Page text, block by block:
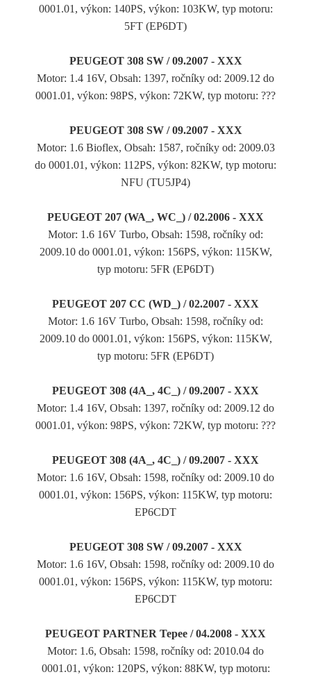
0001.01, výkon: 140PS, výkon: 103KW, typ motoru:
5FT (EP6DT)
PEUGEOT 308 SW / 09.2007 - XXX
Motor: 1.4 16V, Obsah: 1397, ročníky od: 2009.12 do
0001.01, výkon: 98PS, výkon: 72KW, typ motoru: ???
PEUGEOT 308 SW / 09.2007 - XXX
Motor: 1.6 Bioflex, Obsah: 1587, ročníky od: 2009.03
do 0001.01, výkon: 112PS, výkon: 82KW, typ motoru:
NFU (TU5JP4)
PEUGEOT 207 (WA_, WC_) / 02.2006 - XXX
Motor: 1.6 16V Turbo, Obsah: 1598, ročníky od:
2009.10 do 0001.01, výkon: 156PS, výkon: 115KW,
typ motoru: 5FR (EP6DT)
PEUGEOT 207 CC (WD_) / 02.2007 - XXX
Motor: 1.6 16V Turbo, Obsah: 1598, ročníky od:
2009.10 do 0001.01, výkon: 156PS, výkon: 115KW,
typ motoru: 5FR (EP6DT)
PEUGEOT 308 (4A_, 4C_) / 09.2007 - XXX
Motor: 1.4 16V, Obsah: 1397, ročníky od: 2009.12 do
0001.01, výkon: 98PS, výkon: 72KW, typ motoru: ???
PEUGEOT 308 (4A_, 4C_) / 09.2007 - XXX
Motor: 1.6 16V, Obsah: 1598, ročníky od: 2009.10 do
0001.01, výkon: 156PS, výkon: 115KW, typ motoru:
EP6CDT
PEUGEOT 308 SW / 09.2007 - XXX
Motor: 1.6 16V, Obsah: 1598, ročníky od: 2009.10 do
0001.01, výkon: 156PS, výkon: 115KW, typ motoru:
EP6CDT
PEUGEOT PARTNER Tepee / 04.2008 - XXX
Motor: 1.6, Obsah: 1598, ročníky od: 2010.04 do
0001.01, výkon: 120PS, výkon: 88KW, typ motoru: